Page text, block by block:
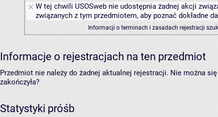
W tej chwili USOSweb nie udostępnia żadnej akcji
związanych z tym przedmiotem, aby poznać dokładne
Informacji o terminach i zasadach rejestracji
Informacje o rejestracjach na ten przedmiot
Przedmiot nie należy do żadnej aktualnej rejestracji. Nie można
zakończyła?
Statystyki próśb